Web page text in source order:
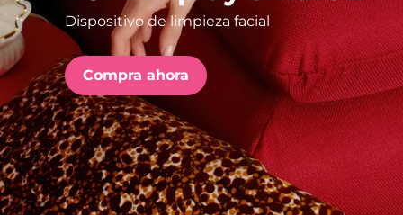
Dispositivo de limpieza facial
Compra ahora
issa™ Teeth Whitening Set
FAQ™ Dual LED Panel